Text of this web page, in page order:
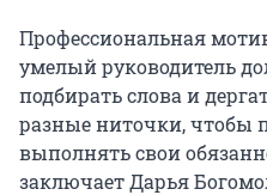
Профессиональная
умелый руководитель
подбирать слова и
разные ниточки, чтобы
выполнять свои
заключает Дарья